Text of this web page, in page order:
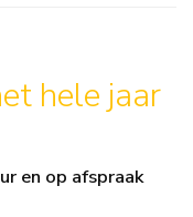
hele jaar
en op afspraak